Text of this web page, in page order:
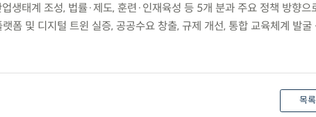
생태계 조성, 법률·제도, 훈련·인재육성 등 5개 분과 주요 정책 방향으
폼 및 디지털 트윈 실증, 공공수요 창출, 규제 개선, 통합 교육체계 발굴
목록